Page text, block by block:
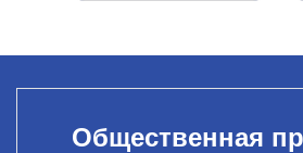
Общественная